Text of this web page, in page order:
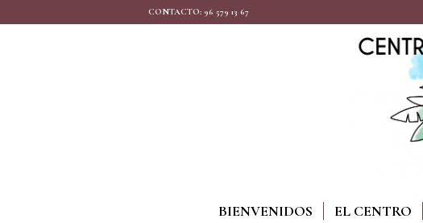
CONTACTO: 96 579 13 67
BIENVENIDOS EL CENTRO